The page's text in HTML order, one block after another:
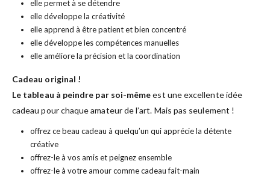
elle permet à se détendre
elle développe la créativité
elle apprend à être patient et bien concentré
elle développe les compétences manuelles
elle améliore la précision et la coordination
Cadeau original !
Le tableau à peindre par soi-mêmeest une excellente idée
cadeau pour chaque amateur de l’art. Mais pas seulement !
offrez ce beau cadeau à quelqu’un qui apprécie la détente
créative
offrez-le à vos amis et peignez ensemble
offrez-le à votre amour comme cadeau fait-main